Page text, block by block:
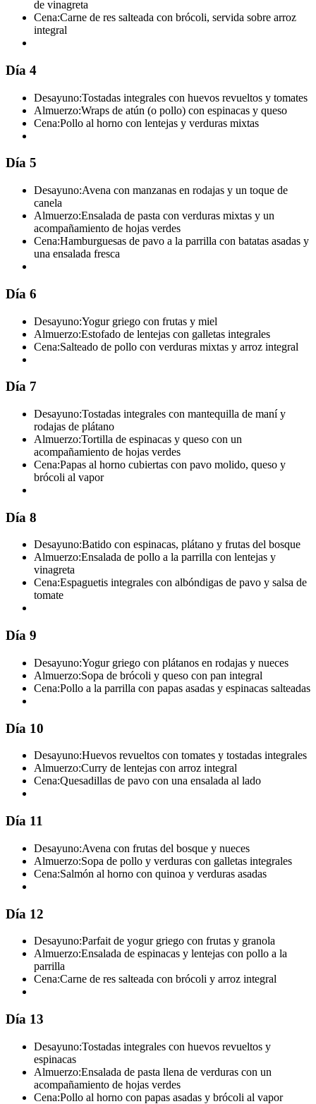
de vinagreta
Cena:Carne de res salteada con brócoli, servida sobre arroz
integral
Día 4
Desayuno:Tostadas integrales con huevos revueltos y tomates
Almuerzo:Wraps de atún (o pollo) con espinacas y queso
Cena:Pollo al horno con lentejas y verduras mixtas
Día 5
Desayuno:Avena con manzanas en rodajas y un toque de
canela
Almuerzo:Ensalada de pasta con verduras mixtas y un
acompañamiento de hojas verdes
Cena:Hamburguesas de pavo a la parrilla con batatas asadas y
una ensalada fresca
Día 6
Desayuno:Yogur griego con frutas y miel
Almuerzo:Estofado de lentejas con galletas integrales
Cena:Salteado de pollo con verduras mixtas y arroz integral
Día 7
Desayuno:Tostadas integrales con mantequilla de maní y
rodajas de plátano
Almuerzo:Tortilla de espinacas y queso con un
acompañamiento de hojas verdes
Cena:Papas al horno cubiertas con pavo molido, queso y
brócoli al vapor
Día 8
Desayuno:Batido con espinacas, plátano y frutas del bosque
Almuerzo:Ensalada de pollo a la parrilla con lentejas y
vinagreta
Cena:Espaguetis integrales con albóndigas de pavo y salsa de
tomate
Día 9
Desayuno:Yogur griego con plátanos en rodajas y nueces
Almuerzo:Sopa de brócoli y queso con pan integral
Cena:Pollo a la parrilla con papas asadas y espinacas salteadas
Día 10
Desayuno:Huevos revueltos con tomates y tostadas integrales
Almuerzo:Curry de lentejas con arroz integral
Cena:Quesadillas de pavo con una ensalada al lado
Día 11
Desayuno:Avena con frutas del bosque y nueces
Almuerzo:Sopa de pollo y verduras con galletas integrales
Cena:Salmón al horno con quinoa y verduras asadas
Día 12
Desayuno:Parfait de yogur griego con frutas y granola
Almuerzo:Ensalada de espinacas y lentejas con pollo a la
parrilla
Cena:Carne de res salteada con brócoli y arroz integral
Día 13
Desayuno:Tostadas integrales con huevos revueltos y
espinacas
Almuerzo:Ensalada de pasta llena de verduras con un
acompañamiento de hojas verdes
Cena:Pollo al horno con papas asadas y brócoli al vapor